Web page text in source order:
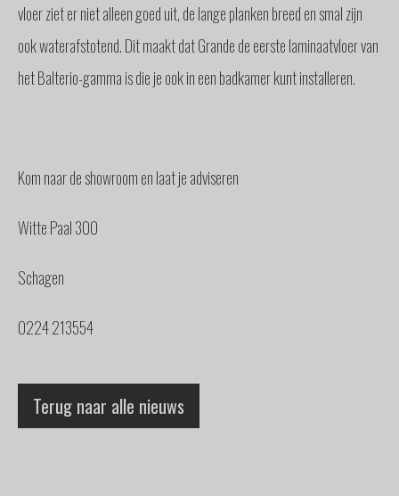
BINNENKIJKERS
NIEUWS
VRAAG
vloer ziet er niet alleen goed uit, de lange planken breed en smal zijn
ook waterafstotend. Dit maakt dat Grande de eerste laminaatvloer van
het Balterio-gamma is die je ook in een badkamer kunt installeren.
Kom naar de showroom en laat je adviseren
Witte Paal 300
Schagen
0224 213554
Terug naar alle nieuws